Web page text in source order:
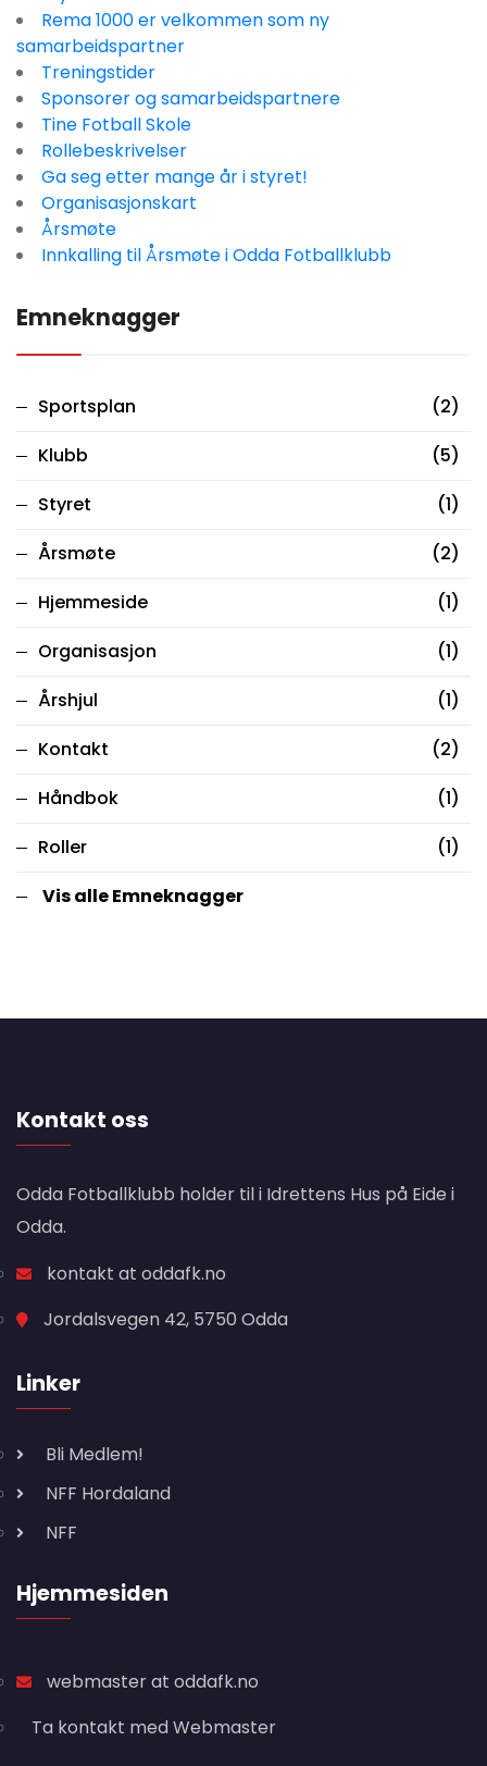
Rema 1000 er velkommen som ny
samarbeidspartner
Treningstider
Sponsorer og samarbeidspartnere
Tine Fotball Skole
Rollebeskrivelser
Ga seg etter mange år i styret!
Organisasjonskart
Årsmøte
Innkalling til Årsmøte i Odda Fotballklubb
Emneknagger
Sportsplan
(2)
Klubb
(5)
Styret
(1)
Årsmøte
(2)
Hjemmeside
(1)
Organisasjon
(1)
Årshjul
(1)
Kontakt
(2)
Håndbok
(1)
Roller
(1)
Vis alle Emneknagger
Kontakt oss
Odda Fotballklubb holder til i Idrettens Hus på Eide i
Odda.
kontakt at oddafk.no
Jordalsvegen 42, 5750 Odda
Linker
Bli Medlem!
NFF Hordaland
NFF
Hjemmesiden
webmaster at oddafk.no
Ta kontakt med Webmaster